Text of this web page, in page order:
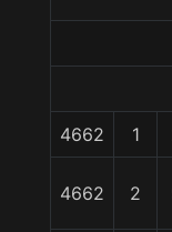
4662 1
4662 2